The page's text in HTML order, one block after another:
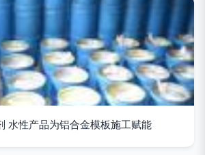
水性产品为铝合金模板施工赋能